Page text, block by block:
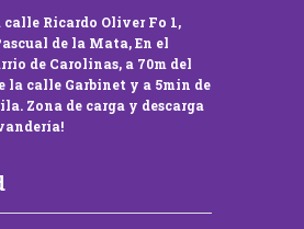
calle Ricardo Oliver Fo 1,
de la Mata, En el
de Carolinas, a 70m del
la calle Garbinet y a 5min de
Zona de carga y descarga